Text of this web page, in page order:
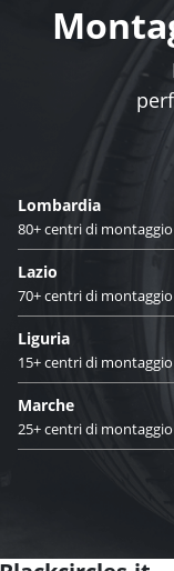
Lombardia
80+ centri di montaggio
Lazio
70+ centri di montaggio
Liguria
15+ centri di montaggio
Marche
25+ centri di montaggio